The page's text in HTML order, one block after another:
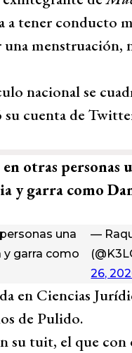
a tener conducto
menstruación,
nacional se
cuenta de
otras personas
y garra como
una
garra como
—
26,
en Ciencias
de Pulido.
su tuit, el que